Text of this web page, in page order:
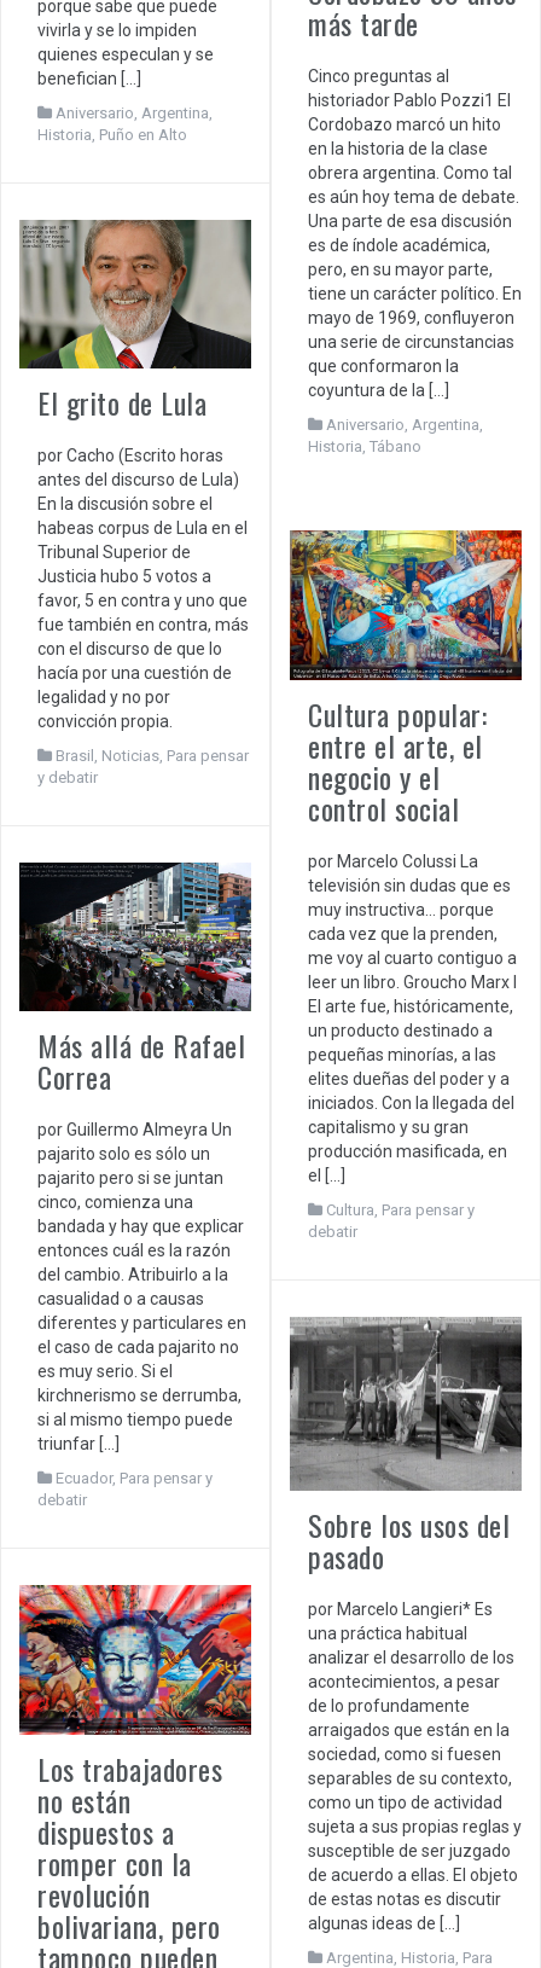
porque sabe que puede
vivirla y se lo impiden
quienes especulan y se
benefician […]
Aniversario Argentina
Historia Puño en Alto
más tarde
Cinco preguntas al
historiador Pablo Pozzi1 El
Cordobazo marcó un hito
en la historia de la clase
obrera argentina. Como tal
es aún hoy tema de debate.
Una parte de esa discusión
es de índole académica,
pero, en su mayor parte,
tiene un carácter político. En
mayo de 1969, confluyeron
una serie de circunstancias
que conformaron la
coyuntura de la […]
Aniversario Argentina
Historia Tábano
El grito de Lula
por Cacho (Escrito horas
antes del discurso de Lula)
En la discusión sobre el
habeas corpus de Lula en el
Tribunal Superior de
Justicia hubo 5 votos a
favor, 5 en contra y uno que
fue también en contra, más
con el discurso de que lo
hacía por una cuestión de
legalidad y no por
convicción propia.
Brasil , Noticias, Para pensar
y debatir
Cultura popular:
entre el arte, el
negocio y el
control social
por Marcelo Colussi La
televisión sin dudas que es
muy instructiva… porque
cada vez que la prenden,
me voy al cuarto contiguo a
leer un libro. Groucho Marx I
El arte fue, históricamente,
un producto destinado a
pequeñas minorías, a las
elites dueñas del poder y a
iniciados. Con la llegada del
capitalismo y su gran
producción masificada, en
el […]
Cultura Para pensar y
debatir
Más allá de Rafael
Correa
por Guillermo Almeyra Un
pajarito solo es sólo un
pajarito pero si se juntan
cinco, comienza una
bandada y hay que explicar
entonces cuál es la razón
del cambio. Atribuirlo a la
casualidad o a causas
diferentes y particulares en
el caso de cada pajarito no
es muy serio. Si el
kirchnerismo se derrumba,
si al mismo tiempo puede
triunfar […]
Ecuador, Para pensar y
debatir
Sobre los usos del
pasado
por Marcelo Langieri* Es
una práctica habitual
analizar el desarrollo de los
acontecimientos, a pesar
de lo profundamente
arraigados que están en la
sociedad, como si fuesen
separables de su contexto,
como un tipo de actividad
sujeta a sus propias reglas y
susceptible de ser juzgado
de acuerdo a ellas. El objeto
de estas notas es discutir
algunas ideas de […]
Argentina Historia Para
Los trabajadores
no están
dispuestos a
romper con la
revolución
bolivariana, pero
tampoco pueden